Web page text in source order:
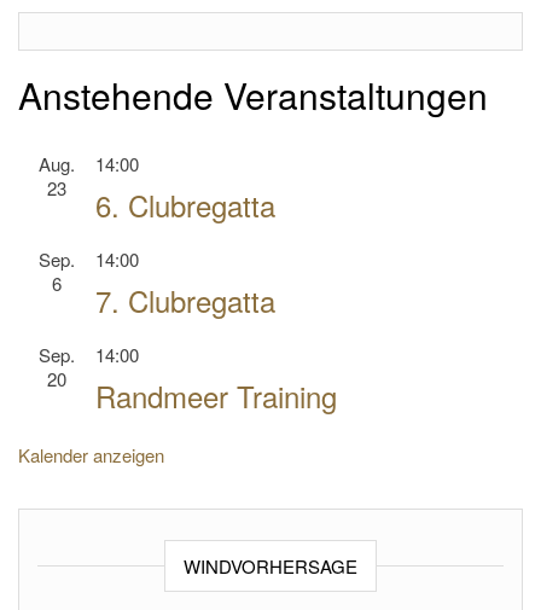
Anstehende Veranstaltungen
Aug.
23
14:00
6. Clubregatta
Sep.
6
14:00
7. Clubregatta
Sep.
20
14:00
Randmeer Training
Kalender anzeigen
WINDVORHERSAGE